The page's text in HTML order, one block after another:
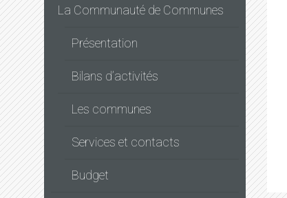
La Communauté de Communes
Présentation
Bilans d’activités
Les communes
Services et contacts
Budget